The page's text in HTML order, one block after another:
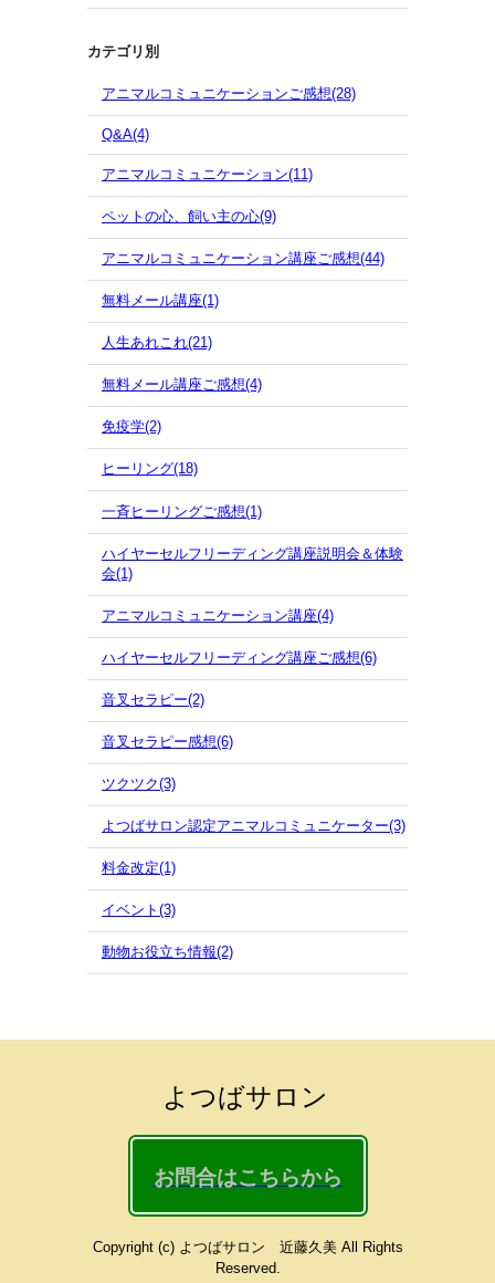
カテゴリ別
アニマルコミュニケーションご感想(28)
Q&A(4)
アニマルコミュニケーション(11)
ペットの心、飼い主の心(9)
アニマルコミュニケーション講座ご感想(44)
無料メール講座(1)
人生あれこれ(21)
無料メール講座ご感想(4)
免疫学(2)
ヒーリング(18)
一斉ヒーリングご感想(1)
ハイヤーセルフリーディング講座説明会＆体験
会(1)
アニマルコミュニケーション講座(4)
ハイヤーセルフリーディング講座ご感想(6)
音叉セラピー(2)
音叉セラピー感想(6)
ツクツク(3)
よつばサロン認定アニマルコミュニケーター(3)
料金改定(1)
イベント(3)
動物お役立ち情報(2)
よつばサロン
お問合はこちらから
Copyright (c) よつばサロン 近藤久美 All Rights
Reserved.